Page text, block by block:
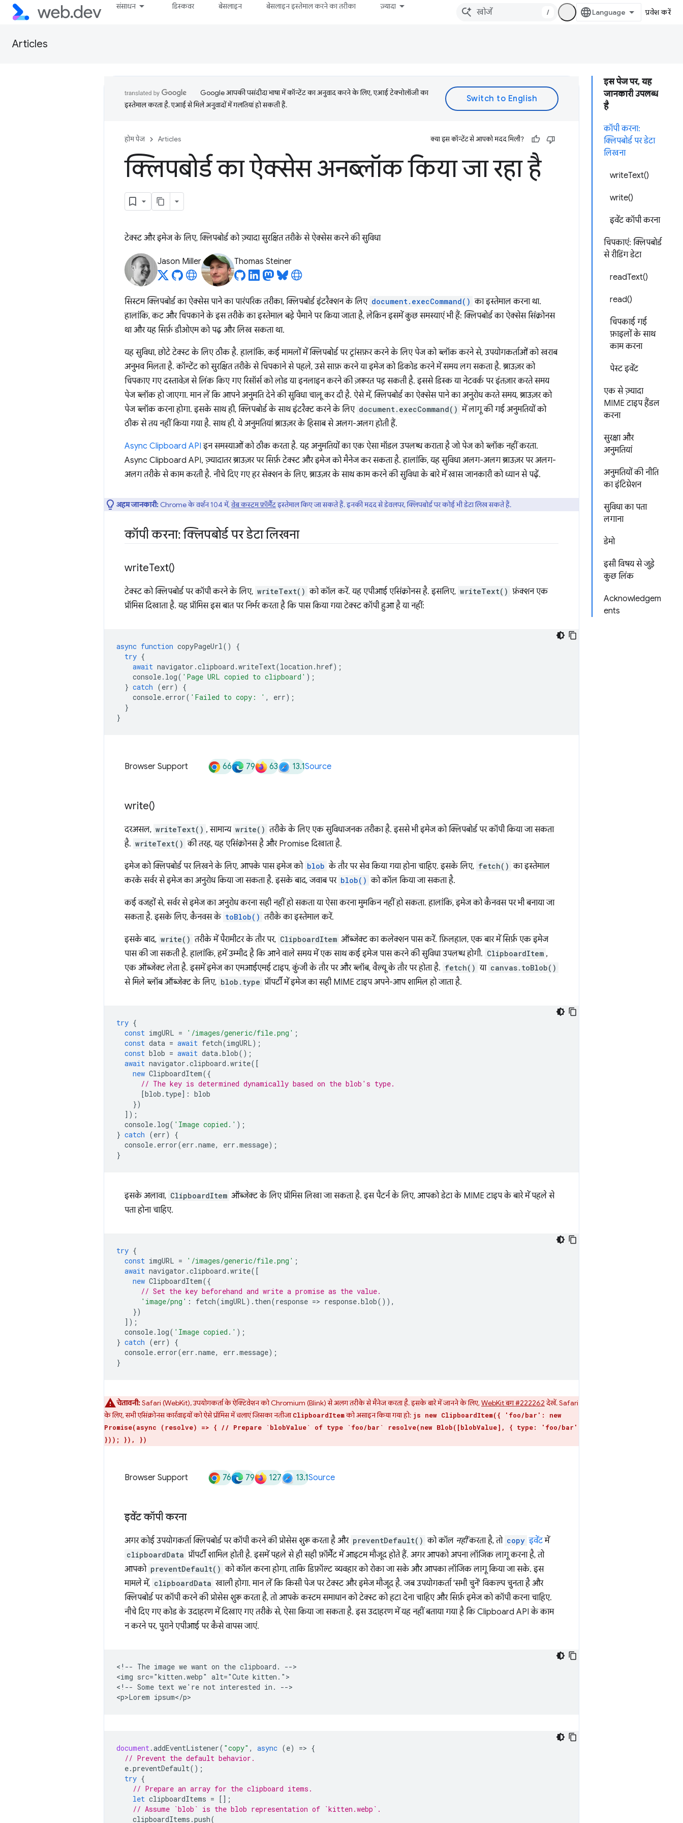
संसाधन डिस्कवर बेसलाइन बेसलाइन इस्तेमाल करने का तरीका ज़्यादा
/ प्रवेश करें
Articles
इस पेज पर, यह
जानकारी उपलब्ध
है
कॉपी करना:
क्लिपबोर्ड पर डेटा
लिखना
writeText()
write()
इवेंट कॉपी करना
चिपकाएं: क्लिपबोर्ड
से रीडिंग डेटा
readText()
read()
चिपकाई गई
फ़ाइलों के साथ
काम करना
पेस्ट इवेंट
एक से ज़्यादा
MIME टाइप हैंडल
करना
सुरक्षा और
अनुमतियां
अनुमतियों की नीति
का इंटिग्रेशन
सुविधा का पता
लगाना
डेमो
इसी विषय से जुड़े
कुछ लिंक
Acknowledgem
ents
Google आपकी पसंदीदा भाषा में कॉन्टेंट का अनुवाद करने के लिए, एआई टेक्नोलॉजी का
इस्तेमाल करता है. एआई से मिले अनुवादों में गलतियां हो सकती हैं.
होम पेज Articles क्या इस कॉन्टेंट से आपको मदद मिली?
क्लिपबोर्ड का ऐक्सेस अनब्लॉक किया जा रहा है
टेक्स्ट और इमेज के लिए, क्लिपबोर्ड को ज़्यादा सुरक्षित तरीके से ऐक्सेस करने की सुविधा
Jason Miller Thomas Steiner
सिस्टम क्लिपबोर्ड का ऐक्सेस पाने का पारंपरिक तरीका, क्लिपबोर्ड इंटरैक्शन के लिए document.execCommand() का इस्तेमाल करना था.
हालांकि, कट और चिपकाने के इस तरीके का इस्तेमाल बड़े पैमाने पर किया जाता है, लेकिन इसमें कुछ समस्याएं भी हैं: क्लिपबोर्ड का ऐक्सेस सिंक्रोनस
था और यह सिर्फ़ डीओएम को पढ़ और लिख सकता था.
यह सुविधा, छोटे टेक्स्ट के लिए ठीक है. हालांकि, कई मामलों में क्लिपबोर्ड पर ट्रांसफ़र करने के लिए पेज को ब्लॉक करने से, उपयोगकर्ताओं को खराब
अनुभव मिलता है. कॉन्टेंट को सुरक्षित तरीके से चिपकाने से पहले, उसे साफ़ करने या इमेज को डिकोड करने में समय लग सकता है. ब्राउज़र को
चिपकाए गए दस्तावेज़ से लिंक किए गए रिसॉर्स को लोड या इनलाइन करने की ज़रूरत पड़ सकती है. इससे डिस्क या नेटवर्क पर इंतज़ार करते समय
पेज ब्लॉक हो जाएगा. मान लें कि आपने अनुमति देने की सुविधा चालू कर दी है. ऐसे में, क्लिपबोर्ड का ऐक्सेस पाने का अनुरोध करते समय, ब्राउज़र को
पेज ब्लॉक करना होगा. इसके साथ ही, क्लिपबोर्ड के साथ इंटरैक्ट करने के लिए document.execCommand() में लागू की गई अनुमतियों को
ठीक से तय नहीं किया गया है. साथ ही, ये अनुमतियां ब्राउज़र के हिसाब से अलग-अलग होती हैं.
Async Clipboard API इन समस्याओं को ठीक करता है. यह अनुमतियों का एक ऐसा मॉडल उपलब्ध कराता है जो पेज को ब्लॉक नहीं करता.
Async Clipboard API, ज़्यादातर ब्राउज़र पर सिर्फ़ टेक्स्ट और इमेज को मैनेज कर सकता है. हालांकि, यह सुविधा अलग-अलग ब्राउज़र पर अलग-
अलग तरीके से काम करती है. नीचे दिए गए हर सेक्शन के लिए, ब्राउज़र के साथ काम करने की सुविधा के बारे में खास जानकारी को ध्यान से पढ़ें.
अहम जानकारी: Chrome के वर्शन 104 में,वेब कस्टम फ़ॉर्मैटइस्तेमाल किए जा सकते हैं. इनकी मदद से डेवलपर, क्लिपबोर्ड पर कोई भी डेटा लिख सकते हैं.
कॉपी करना: क्लिपबोर्ड पर डेटा लिखना
writeText()
टेक्स्ट को क्लिपबोर्ड पर कॉपी करने के लिए, writeText() को कॉल करें. यह एपीआई एसिंक्रोनस है. इसलिए, writeText() फ़ंक्शन एक
प्रॉमिस दिखाता है. यह प्रॉमिस इस बात पर निर्भर करता है कि पास किया गया टेक्स्ट कॉपी हुआ है या नहीं:
async function copyPageUrl()
{
try {
await navigator .clipboard .writeText(location .href);
console. log( 'Page URL copied to clipboard' );
} catch (err)
{
console. error( 'Failed to copy: ' , err);
}
}
Browser Support 66 79 63 13.1Source
write()
दरअसल, writeText() , सामान्य write() तरीके के लिए एक सुविधाजनक तरीका है. इससे भी इमेज को क्लिपबोर्ड पर कॉपी किया जा सकता
है. writeText() की तरह, यह एसिंक्रोनस है और Promise दिखाता है.
इमेज को क्लिपबोर्ड पर लिखने के लिए, आपके पास इमेज को blob के तौर पर सेव किया गया होना चाहिए. इसके लिए, fetch() का इस्तेमाल
करके सर्वर से इमेज का अनुरोध किया जा सकता है. इसके बाद, जवाब पर blob() को कॉल किया जा सकता है.
कई वजहों से, सर्वर से इमेज का अनुरोध करना सही नहीं हो सकता या ऐसा करना मुमकिन नहीं हो सकता. हालांकि, इमेज को कैनवस पर भी बनाया जा
सकता है. इसके लिए, कैनवस के toBlob() तरीके का इस्तेमाल करें.
इसके बाद, write() तरीके में पैरामीटर के तौर पर, ClipboardItem ऑब्जेक्ट का कलेक्शन पास करें. फ़िलहाल, एक बार में सिर्फ़ एक इमेज
पास की जा सकती है. हालांकि, हमें उम्मीद है कि आने वाले समय में एक साथ कई इमेज पास करने की सुविधा उपलब्ध होगी. ClipboardItem ,
एक ऑब्जेक्ट लेता है. इसमें इमेज का एमआईएमई टाइप, कुंजी के तौर पर और ब्लॉब, वैल्यू के तौर पर होता है. fetch() या canvas.toBlob()
से मिले ब्लॉब ऑब्जेक्ट के लिए, blob.type प्रॉपर्टी में इमेज का सही MIME टाइप अपने-आप शामिल हो जाता है.
try {
const imgURL = '/images/generic/file.png' ;
const data = await fetch(imgURL);
const blob = await data.blob();
await navigator .clipboard .write([
new ClipboardItem({
// The key is determined dynamically based on the blob's type.
[blob . type] : blob
})
]);
console. log( 'Image copied.' );
} catch (err)
{
console. error(err .name, err .message);
}
इसके अलावा, ClipboardItem ऑब्जेक्ट के लिए प्रॉमिस लिखा जा सकता है. इस पैटर्न के लिए, आपको डेटा के MIME टाइप के बारे में पहले से
पता होना चाहिए.
try {
const imgURL = '/images/generic/file.png' ;
await navigator .clipboard .write([
new ClipboardItem({
// Set the key beforehand and write a promise as the value.
'image/png' : fetch(imgURL). then(response => response.blob()),
})
]);
console. log( 'Image copied.' );
} catch (err)
{
console. error(err .name, err .message);
}
चेतावनी:Safari (WebKit), उपयोगकर्ता के ऐक्टिवेशन को Chromium (Blink) से अलग तरीके से मैनेज करता है. इसके बारे में जानने के लिए, WebKit बग #222262देखें. Safari
के लिए, सभी एसिंक्रोनस कार्रवाइयों को ऐसे प्रॉमिस में चलाएं जिसका नतीजाClipboardItemको असाइन किया गया हो: js new ClipboardItem({ 'foo/bar': new
Promise(async (resolve) => { // Prepare `blobValue` of type `foo/bar` resolve(new Blob([blobValue], { type: 'foo/bar'
})); }), })
Browser Support 76 79 127 13.1Source
इवेंट कॉपी करना
अगर कोई उपयोगकर्ता क्लिपबोर्ड पर कॉपी करने की प्रोसेस शुरू करता है और preventDefault() को कॉल नहींकरता है, तो copy इवेंटमें
clipboardData प्रॉपर्टी शामिल होती है. इसमें पहले से ही सही फ़ॉर्मैट में आइटम मौजूद होते हैं. अगर आपको अपना लॉजिक लागू करना है, तो
आपको preventDefault() को कॉल करना होगा, ताकि डिफ़ॉल्ट व्यवहार को रोका जा सके और आपका लॉजिक लागू किया जा सके. इस
मामले में, clipboardData खाली होगा. मान लें कि किसी पेज पर टेक्स्ट और इमेज मौजूद है. जब उपयोगकर्ता 'सभी चुनें' विकल्प चुनता है और
क्लिपबोर्ड पर कॉपी करने की प्रोसेस शुरू करता है, तो आपके कस्टम समाधान को टेक्स्ट को हटा देना चाहिए और सिर्फ़ इमेज को कॉपी करना चाहिए.
नीचे दिए गए कोड के उदाहरण में दिखाए गए तरीके से, ऐसा किया जा सकता है. इस उदाहरण में यह नहीं बताया गया है कि Clipboard API के काम
न करने पर, पुराने एपीआई पर कैसे वापस जाएं.
<!-- The image we want on the clipboard. -->
<img src="kitten.webp" alt="Cute kitten.">
<!-- Some text we're not interested in. -->
document.addEventListener( "copy" , async (e) => {
// Prevent the default behavior.
e.preventDefault();
try {
// Prepare an array for the clipboard items.
let clipboardItems = [];
// Assume `blob` is the blob representation of `kitten.webp`.
clipboardItems .push(